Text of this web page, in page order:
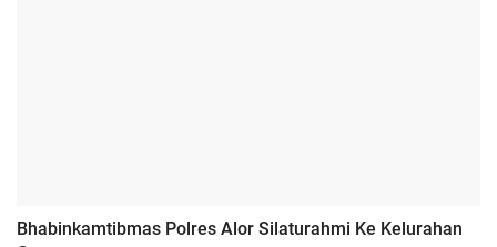
Bhabinkamtibmas Polres Alor Silaturahmi Ke Kelurahan